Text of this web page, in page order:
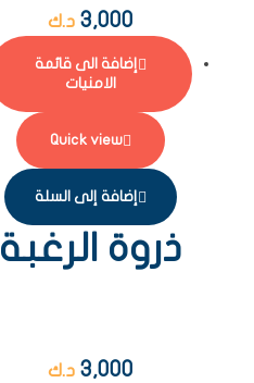
3,000 د.ك
إضافة الى قائمة
الامنيات
Quick view
إضافة إلى السلة
ذروة الرغبة
3,000 د.ك